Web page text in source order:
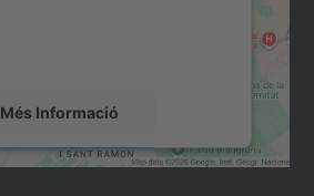
Més Informació
Accepta